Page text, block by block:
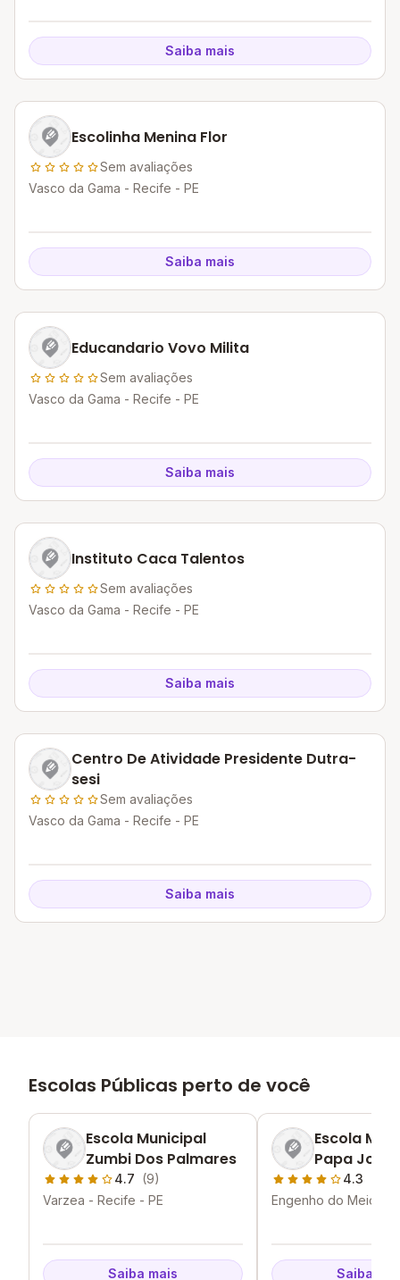
Saiba mais
Escolinha Menina Flor
Sem avaliações
Vasco da Gama - Recife - PE
Saiba mais
Educandario Vovo Milita
Sem avaliações
Vasco da Gama - Recife - PE
Saiba mais
Instituto Caca Talentos
Sem avaliações
Vasco da Gama - Recife - PE
Saiba mais
Centro De Atividade Presidente Dutra-
sesi
Sem avaliações
Vasco da Gama - Recife - PE
Saiba mais
Escolas Públicas perto de você
Escola Municipal
Zumbi Dos Palmares
4.7 (9)
Varzea - Recife - PE
Saiba mais
Escola
Papa Joao
4.3
Engenho do Meio -
Saiba